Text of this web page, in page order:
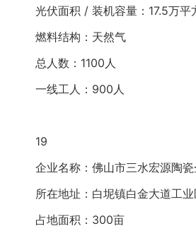
光伏面积 / 装机容量：17.5万
燃料结构：天然气
总人数：1100人
一线工人：900人
19
企业名称：佛山市三水宏源陶
所在地址：白坭镇白金大道工业
占地面积：300亩